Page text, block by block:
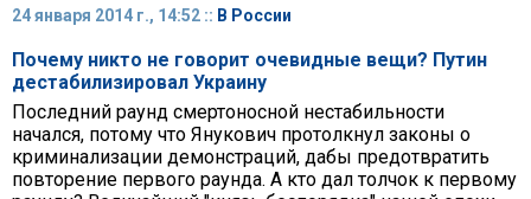
24 января 2014 г., 14:52 :: В России
Почему никто не говорит очевидные вещи? Путин
дестабилизировал Украину
Последний раунд смертоносной нестабильности
начался, потому что Янукович протолкнул законы о
криминализации демонстраций, дабы предотвратить
повторение первого раунда. А кто дал толчок к первому